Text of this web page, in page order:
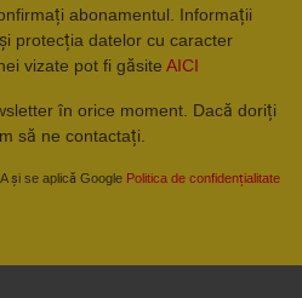
abonamentul. Informații
protecția datelor cu caracter
vizate pot fi găsite AICI
în orice moment. Dacă doriți
să ne contactați.
și se aplică Google Politica de confidențialitate